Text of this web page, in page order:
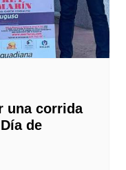
una corrida
de